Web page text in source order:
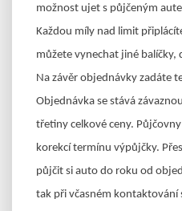
možnost ujet s půjčeným
Každou míly nad limit
můžete vynechat jiné balíčky,
Na závěr objednávky zadáte
Objednávka se stává
třetiny celkové ceny.
korekcí termínu výpůjčky.
půjčit si auto do roku od
tak při včasném